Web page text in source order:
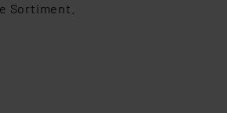
Ihrer Daten in den USA gemäß
Sortiment.